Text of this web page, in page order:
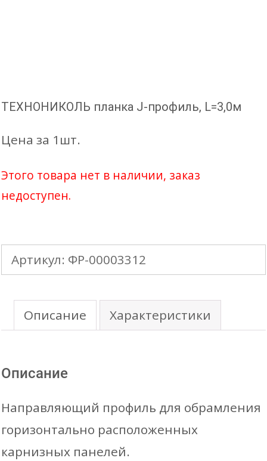
ТЕХНОНИКОЛЬ планка J-профиль, L=3,0м
Цена за 1шт.
Этого товара нет в наличии, заказ
недоступен.
Артикул: ФР-00003312
Описание Характеристики
Описание
Направляющий профиль для обрамления
горизонтально расположенных
карнизных панелей.